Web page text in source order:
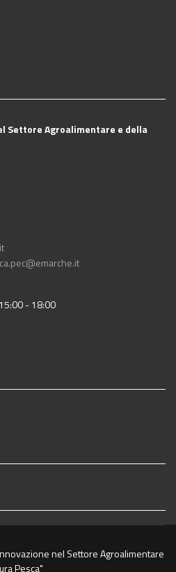
Settore Agroalimentare e della
- 18:00
nel Settore Agroalimentare
Pesca"